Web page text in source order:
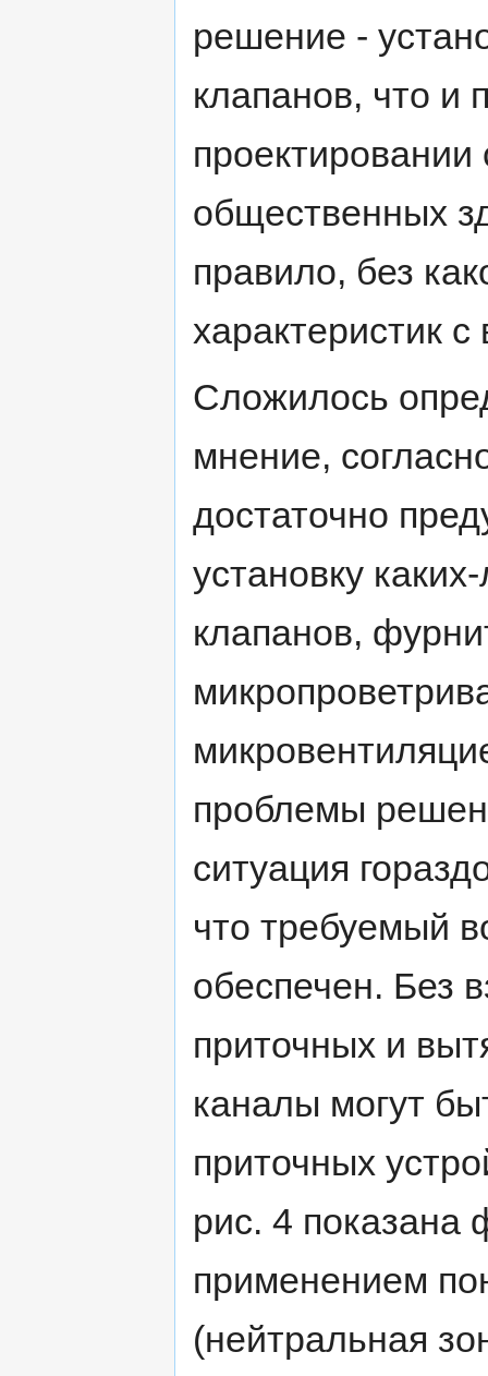
решение -
клапанов, что и
общественных
правило, без
характеристик
Сложилось
мнение,
достаточно
установку
клапанов,
проблемы
ситуация
что требуемый
обеспечен. Без
приточных и
каналы могут
приточных
рис. 4 показана
применением
(нейтральная